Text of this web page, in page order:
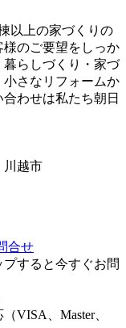
以上の家づくりの
のご要望をしっか
暮らしづくり・家づ
小さなリフォームか
わせは私たち朝日
川越市
すると今すぐお問